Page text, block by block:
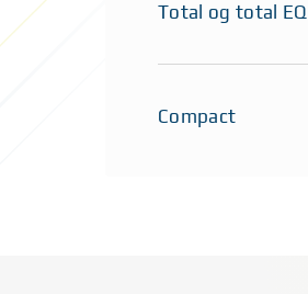
Total og total EQ
Compact